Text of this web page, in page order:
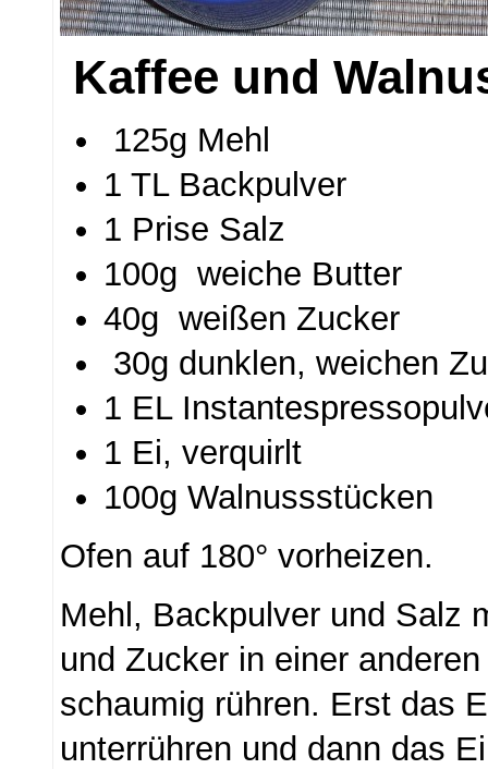
Kaffee und
125g Mehl
1 TL Backpulver
1 Prise Salz
100g weiche Butter
40g weißen Zucker
30g dunklen, weichen
1 EL
1 Ei, verquirlt
100g Walnussstücken
Ofen auf 180° vorheizen.
Mehl, Backpulver und Salz
und Zucker in einer
schaumig rühren. Erst das
unterrühren und dann das